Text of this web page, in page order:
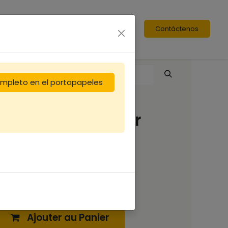
Contáctenos
Caisse à enfumoir
Ajouter au Panier
en el portapapeles